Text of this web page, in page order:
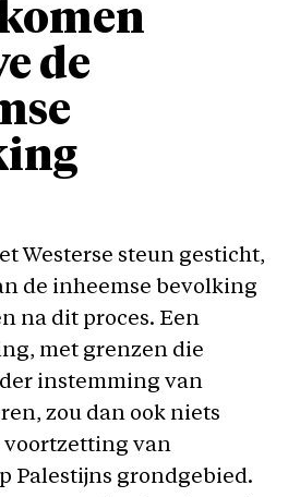
de
Westerse steun gesticht,
de inheemse bevolking
na dit proces. Een
met grenzen die
instemming van
zou dan ook niets
voortzetting van
Palestijns grondgebied.